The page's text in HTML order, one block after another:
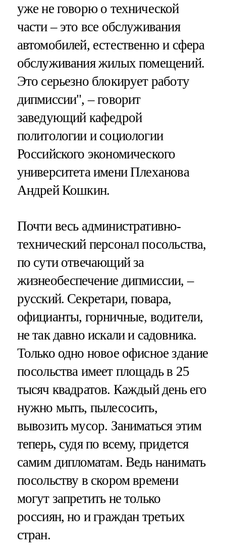
уже не говорю о технической
части – это все обслуживания
автомобилей, естественно и сфера
обслуживания жилых помещений.
Это серьезно блокирует работу
дипмиссии", – говорит
заведующий кафедрой
политологии и социологии
Российского экономического
университета имени Плеханова
Андрей Кошкин.
Почти весь административно-
технический персонал посольства,
по сути отвечающий за
жизнеобеспечение дипмиссии, –
русский. Секретари, повара,
официанты, горничные, водители,
не так давно искали и садовника.
Только одно новое офисное здание
посольства имеет площадь в 25
тысяч квадратов. Каждый день его
нужно мыть, пылесосить,
вывозить мусор. Заниматься этим
теперь, судя по всему, придется
самим дипломатам. Ведь нанимать
посольству в скором времени
могут запретить не только
россиян, но и граждан третьих
стран.